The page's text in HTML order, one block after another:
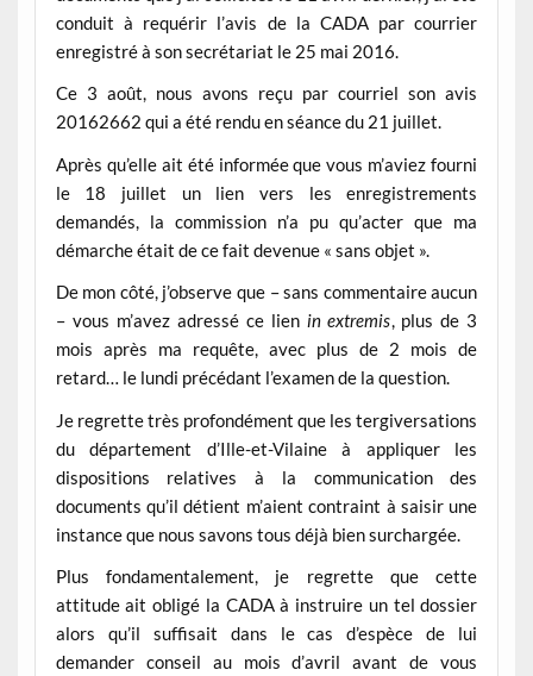
conduit à requérir l’avis de la CADA par courrier
enregistré à son secrétariat le 25 mai 2016.
Ce 3 août, nous avons reçu par courriel son avis
20162662 qui a été rendu en séance du 21 juillet.
Après qu’elle ait été informée que vous m’aviez fourni
le 18 juillet un lien vers les enregistrements
demandés, la commission n’a pu qu’acter que ma
démarche était de ce fait devenue « sans objet ».
De mon côté, j’observe que – sans commentaire aucun
– vous m’avez adressé ce lien in extremis, plus de 3
mois après ma requête, avec plus de 2 mois de
retard… le lundi précédant l’examen de la question.
Je regrette très profondément que les tergiversations
du département d’Ille-et-Vilaine à appliquer les
dispositions relatives à la communication des
documents qu’il détient m’aient contraint à saisir une
instance que nous savons tous déjà bien surchargée.
Plus fondamentalement, je regrette que cette
attitude ait obligé la CADA à instruire un tel dossier
alors qu’il suffisait dans le cas d’espèce de lui
demander conseil au mois d’avril avant de vous